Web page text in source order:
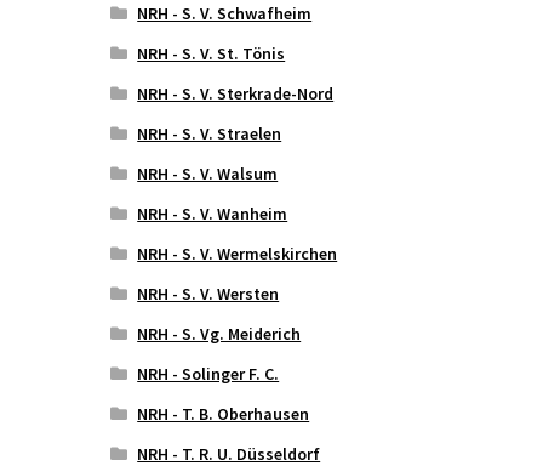
NRH - S. V. Schwafheim
NRH - S. V. St. Tönis
NRH - S. V. Sterkrade-Nord
NRH - S. V. Straelen
NRH - S. V. Walsum
NRH - S. V. Wanheim
NRH - S. V. Wermelskirchen
NRH - S. V. Wersten
NRH - S. Vg. Meiderich
NRH - Solinger F. C.
NRH - T. B. Oberhausen
NRH - T. R. U. Düsseldorf